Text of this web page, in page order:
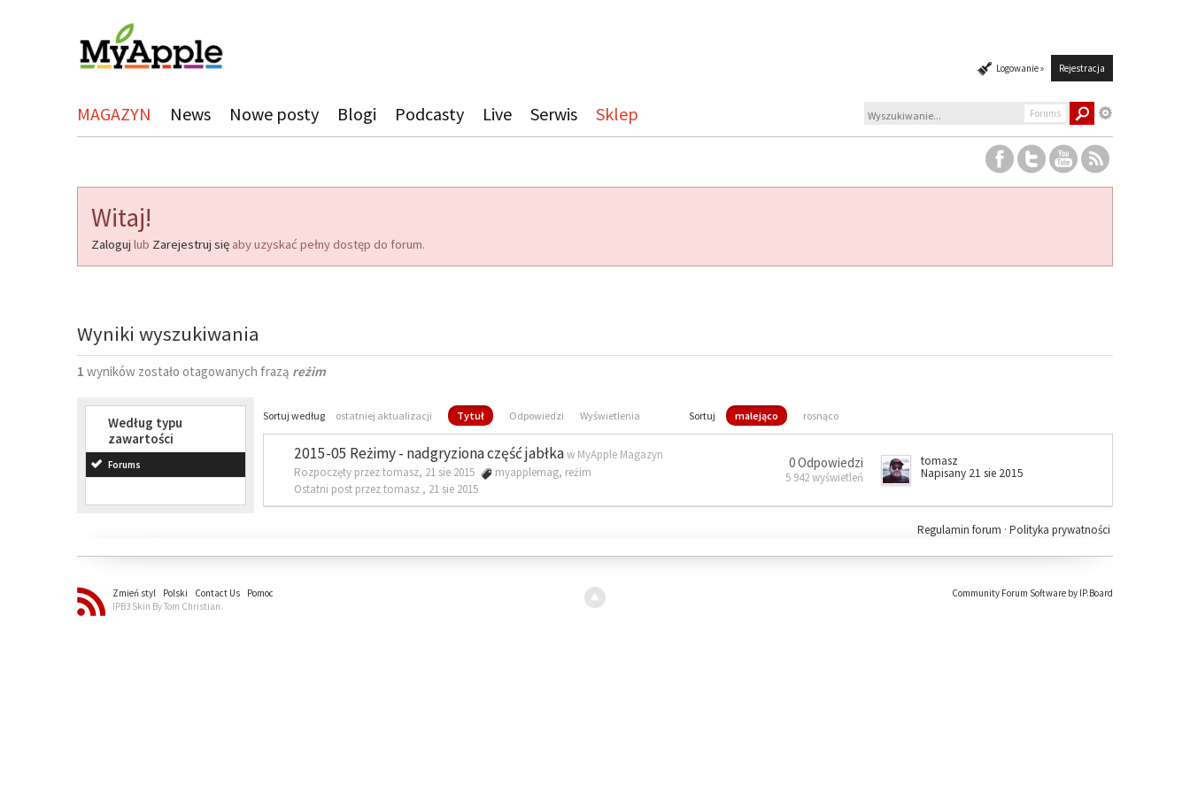
Logowanie » Rejestracja
MAGAZYN News Nowe posty Blogi Podcasty Live Serwis Sklep Forums
Witaj!
Zaloguj lub Zarejestruj się aby uzyskać pełny dostęp do forum.
Wyniki wyszukiwania
1 wyników zostało otagowanych frazą reżim
Według typu
zawartości
Forums
Sortuj według ostatniej aktualizacji Tytuł Odpowiedzi Wyświetlenia Sortuj malejąco rosnąco
2015-05 Reżimy - nadgryziona część jabłkaw MyApple Magazyn
Rozpoczęty przez tomasz, 21 sie 2015
myapplemag, reżim
Ostatni post przez tomasz , 21 sie 2015
0 Odpowiedzi
5 942 wyświetleń
tomasz
Napisany 21 sie 2015
Polityka prywatności
Regulamin forum ·
Zmień styl Polski Contact Us
Pomoc
IPB3 Skin By Tom Christian.
Community Forum Software by IP.Board